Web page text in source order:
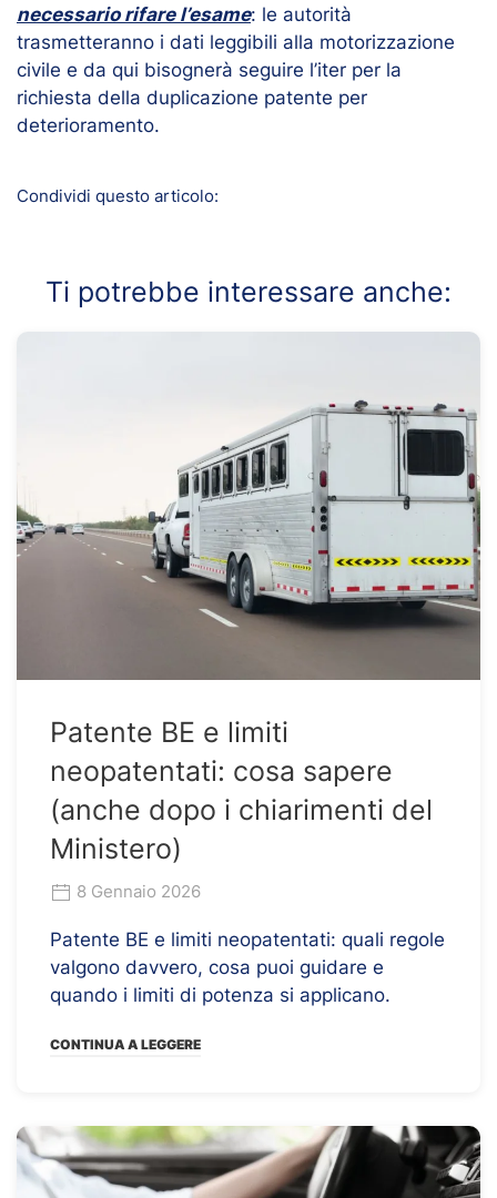
necessario rifare l’esame: le autorità
trasmetteranno i dati leggibili alla motorizzazione
civile e da qui bisognerà seguire l’iter per la
richiesta della duplicazione patente per
deterioramento.
Condividi questo articolo:
Ti potrebbe interessare anche:
Patente BE e limiti
neopatentati: cosa sapere
(anche dopo i chiarimenti del
Ministero)
8 Gennaio 2026
Patente BE e limiti neopatentati: quali regole
valgono davvero, cosa puoi guidare e
quando i limiti di potenza si applicano.
CONTINUA A LEGGERE